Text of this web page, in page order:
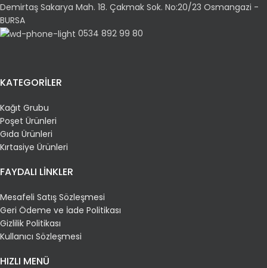
Demirtaş Sakarya Mah. 18. Çakmak Sok. No:20/23 Osmangazi -
BURSA
0534 892 99 80
KATEGORİLER
Kağıt Grubu
Poşet Ürünleri
Gıda Ürünleri
Kırtasiye Ürünleri
FAYDALI LİNKLER
Mesafeli Satış Sözleşmesi
Geri Ödeme ve İade Politikası
Gizlilik Politikası
Kullanıcı Sözleşmesi
HIZLI MENÜ